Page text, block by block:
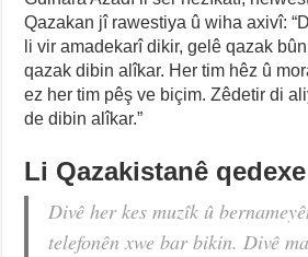
Qazakan jî rawestiya û wiha axivî:
li vir amadekarî dikir, gelê qazak
qazak dibin alîkar. Her tim hêz û
ez her tim pêş ve biçim. Zêdetir di
de dibin alîkar.”
Li Qazakistanê
Divê her kes muzîk û
telefonên xwe bar bikin. Divê